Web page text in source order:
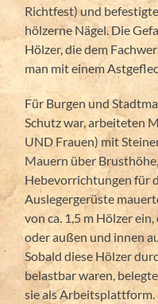
Richtfest) und
hölzerne Nägel. Die
Hölzer, die dem
man mit einem
Für Burgen und
Schutz war, arbeiteten
UND Frauen) mit
Mauern über
Hebevorrichtungen für
Auslegergerüste
von ca. 1,5 m Hölzer
oder außen und innen
Sobald diese Hölzer
belastbar waren,
sie als Arbeitsplattform.